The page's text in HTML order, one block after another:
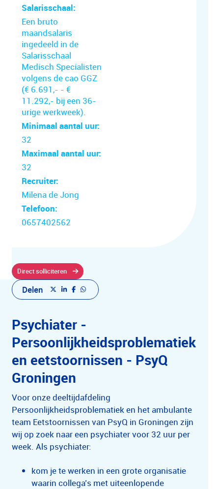
Salarisschaal:
Een bruto
maandsalaris
ingedeeld in de
Salarisschaal
Medisch Specialisten
volgens de cao GGZ
(€ 6.691,- - €
11.292,- bij een 36-
urige werkweek).
Minimaal aantal uur:
32
Maximaal aantal uur:
32
Recruiter:
Milena de Jong
Telefoon:
0657402562
Direct solliciteren
Delen
Psychiater -
Persoonlijkheidsproblematiek
en eetstoornissen - PsyQ
Groningen
Voor onze deeltijdafdeling
Persoonlijkheidsproblematiek en het ambulante
team Eetstoornissen van PsyQ in Groningen zijn
wij op zoek naar een psychiater voor 32 uur per
week. Als psychiater:
kom je te werken in een grote organisatie
waarin collega’s met uiteenlopende